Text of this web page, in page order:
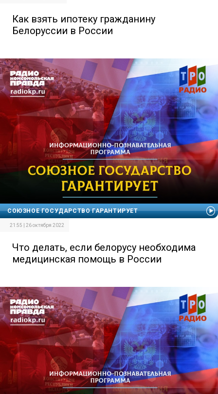
Как взять ипотеку гражданину
Белоруссии в России
СОЮЗНОЕ ГОСУДАРСТВО ГАРАНТИРУЕТ
21:55 | 26 октября 2022
Что делать, если белорусу необходима
медицинская помощь в России